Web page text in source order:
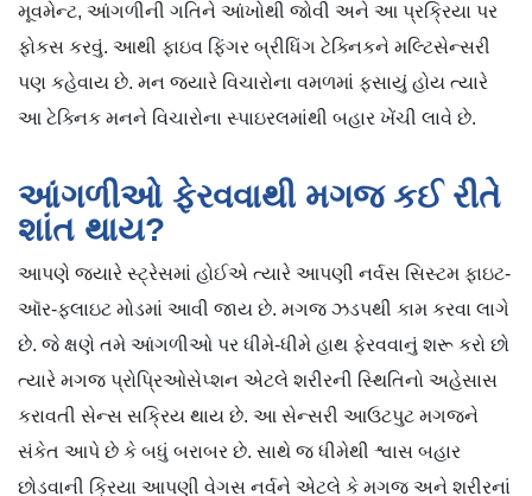
મૂવમેન્ટ, આંગળીની ગતિને આંખોથી જોવી અને આ પ્રક્રિયા પર
ફોકસ કરવું. આથી ફાઇવ ફિંગર બ્રીધિંગ ટેક્નિકને મલ્ટિસેન્સરી
પણ કહેવાય છે. મન જ્યારે વિચારોના વમળમાં ફસાયું હોય ત્યારે
આ ટેક્નિક મનને વિચારોના સ્પાઇરલમાંથી બહાર ખેંચી લાવે છે.
આંગળીઓ ફેરવવાથી મગજ કઈ રીતે
શાંત થાય?
આપણે જ્યારે સ્ટ્રેસમાં હોઈએ ત્યારે આપણી નર્વસ સિસ્ટમ ફાઇટ-
ઑર-ફ્લાઇટ મોડમાં આવી જાય છે. મગજ ઝડપથી કામ કરવા લાગે
છે. જે ક્ષણે તમે આંગળીઓ પર ધીમે-ધીમે હાથ ફેરવવાનું શરૂ કરો છો
ત્યારે મગજ પ્રોપ્રિઓસેપ્શન એટલે શરીરની સ્થિતિનો અહેસાસ
કરાવતી સેન્સ સક્રિય થાય છે. આ સેન્સરી આઉટપુટ મગજને
સંકેત આપે છે કે બધું બરાબર છે. સાથે જ ધીમેથી શ્વાસ બહાર
છોડવાની ક્રિયા આપણી વેગસ નર્વને એટલે કે મગજ અને શરીરનાં